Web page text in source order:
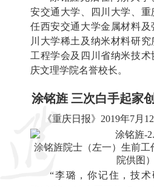
安交通大学、四川大学、重
任西安交通大学金属材料及
川大学稀土及纳米材料研
工程学会及四川省纳米技
庆文理学院名誉校长。
涂铭旌 三次白手起家
《重庆日报》2019年7月
涂铭旌院士（左一）生前工
院供图）
“李璐，你记住，技